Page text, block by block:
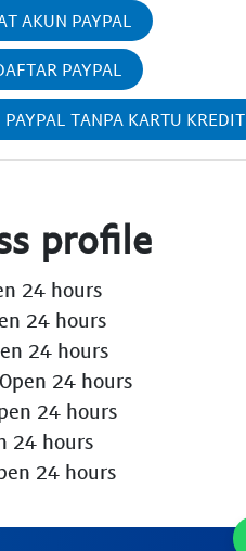
AKUN PAYPAL
PAYPAL
TANPA KARTU KREDIT
profile
24 hours
24 hours
24 hours
24 hours
24 hours
24 hours
24 hours